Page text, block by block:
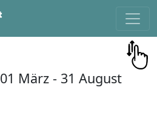
01 März - 31 August